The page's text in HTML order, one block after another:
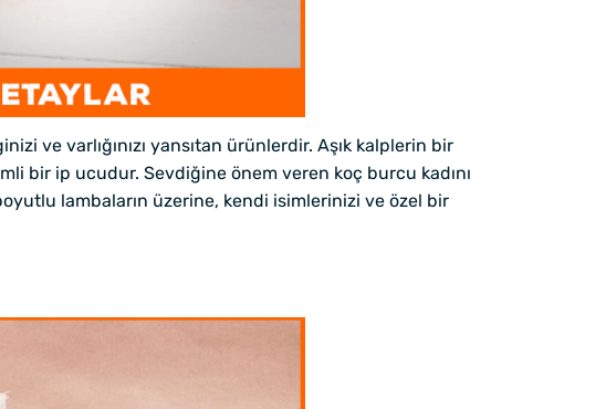
ve varlığınızı yansıtan ürünlerdir. Aşık kalplerin bir
bir ip ucudur. Sevdiğine önem veren koç burcu kadını
lambaların üzerine, kendi isimlerinizi ve özel bir